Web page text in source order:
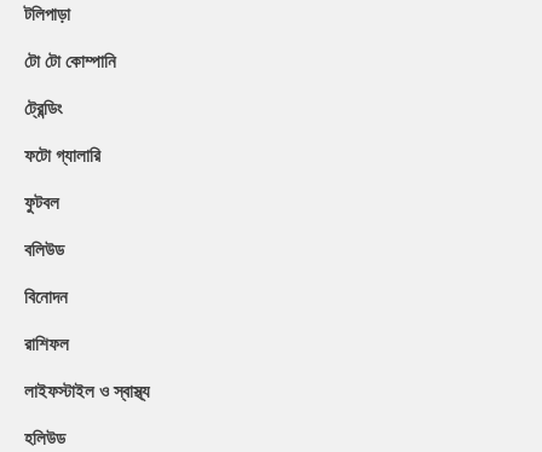
টলিপাড়া
টো টো কোম্পানি
ট্রেন্ডিং
ফটো গ্যালারি
ফুটবল
বলিউড
বিনোদন
রাশিফল
লাইফস্টাইল ও স্বাস্থ্য
হলিউড